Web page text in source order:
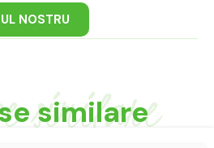
NOSTRU
similare
similare